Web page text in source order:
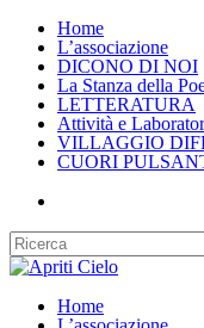
Home
L’associazione
DICONO DI NOI
La Stanza della
LETTERATURA
Attività e
VILLAGGIO
CUORI
Home